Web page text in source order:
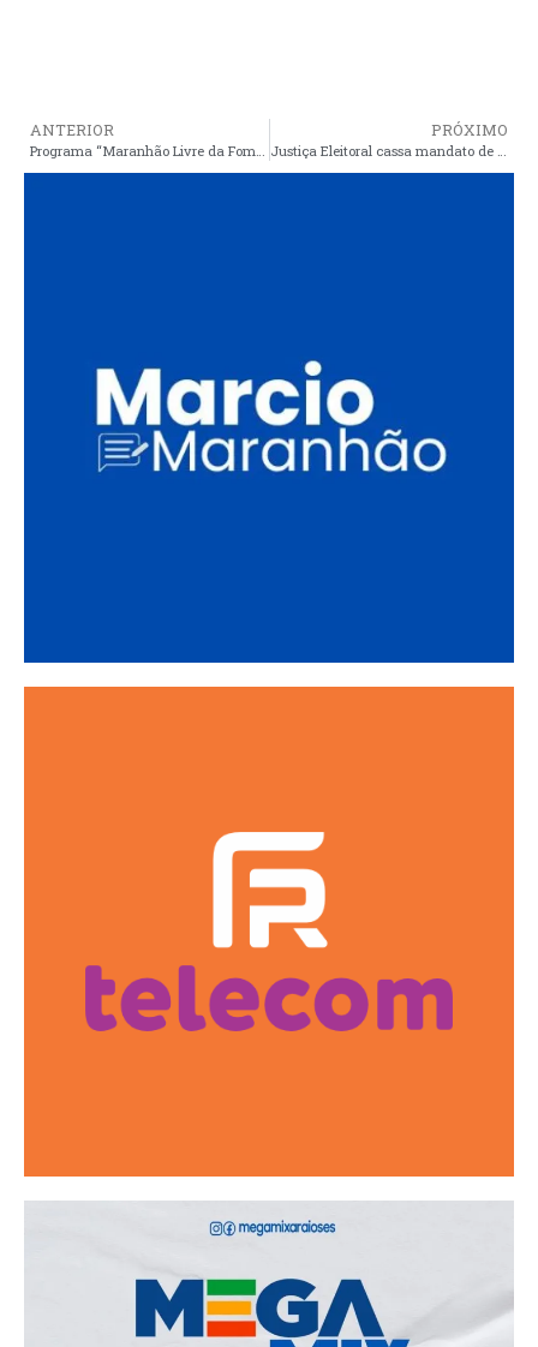
ANTERIOR
Programa “Maranhão Livre da Fome” vai retirar meio milhão da extrema pobreza e promover geração de renda
PRÓXIMO
Justiça Eleitoral cassa mandato de presidente da Câmara por compra de votos